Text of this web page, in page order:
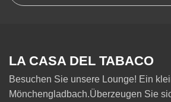
LA CASA DEL TABACO
Besuchen Sie unsere Lounge! Ein
Mönchengladbach.Überzeugen Sie